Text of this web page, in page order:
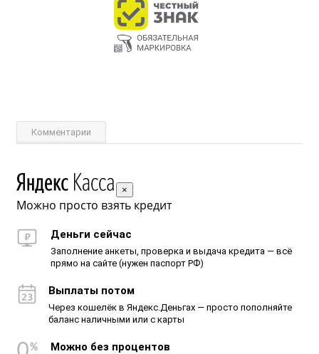
Комментарии
×
Можно просто взять кредит
Деньги сейчас
Заполнение анкеты, проверка и выдача кредита — всё
прямо на сайте (нужен паспорт РФ)
Выплаты потом
Через кошелёк в Яндекс.Деньгах — просто пополняйте
баланс наличными или с карты
Можно без процентов